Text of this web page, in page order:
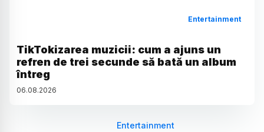
Entertainment
TikTokizarea muzicii: cum a ajuns un
refren de trei secunde să bată un album
întreg
06.08.2026
Entertainment